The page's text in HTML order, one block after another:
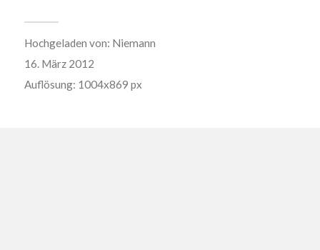
Hochgeladen von: Niemann
16. März 2012
Auflösung: 1004x869 px